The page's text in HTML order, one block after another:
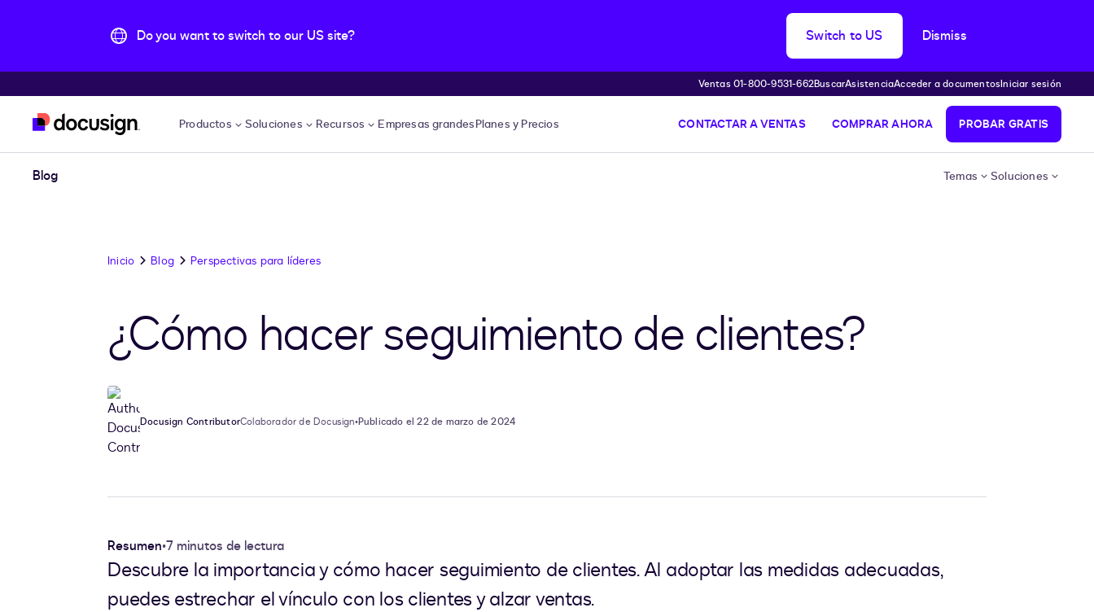
Do you want to switch to our US site? Switch to US Dismiss
Ventas 01-800-9531-662BuscarAsistenciaAcceder a documentosIniciar sesión
Productos Soluciones Recursos Empresas grandesPlanes y Precios CONTACTAR A VENTAS COMPRAR AHORA PROBAR GRATIS
Blog Temas Soluciones
Inicio Blog Perspectivas para líderes
¿Cómo hacer seguimiento de clientes?
Docusign ContributorColaborador de Docusign•Publicado el 22 de marzo de 2024
Resumen•7 minutos de lectura
Descubre la importancia y cómo hacer seguimiento de clientes. Al adoptar las medidas adecuadas,
puedes estrechar el vínculo con los clientes y alzar ventas.